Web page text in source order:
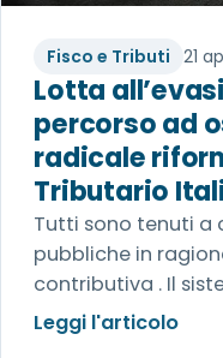
Fisco e Tributi 21
Lotta
percorso ad
radicale
Tributario
Tutti sono tenuti a
pubbliche in
contributiva . Il
informato a criteri
Leggi l'articolo